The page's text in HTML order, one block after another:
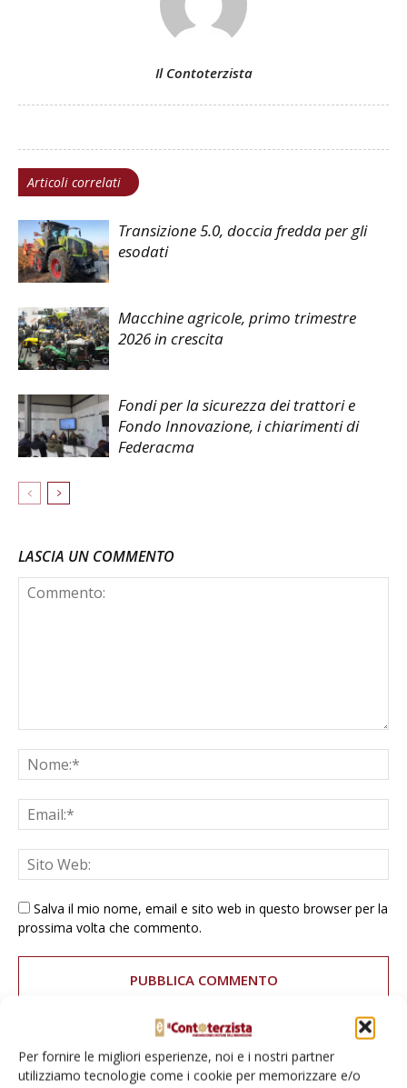
Per fornire le migliori esperienze, noi e i nostri partner
utilizziamo tecnologie come i cookie per memorizzare e/o
Il Contoterzista
Articoli correlati
Transizione 5.0, doccia fredda per gli
esodati
Macchine agricole, primo trimestre
2026 in crescita
Fondi per la sicurezza dei trattori e
Fondo Innovazione, i chiarimenti di
Federacma
LASCIA UN COMMENTO
Salva il mio nome, email e sito web in questo browser per la
prossima volta che commento.
E-magazine